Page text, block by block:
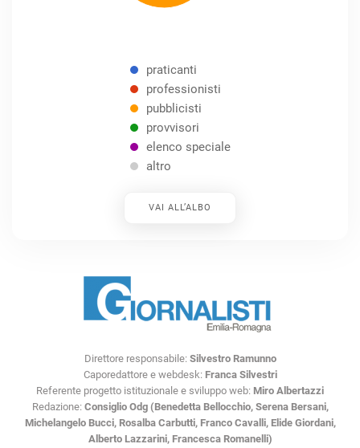
praticanti
professionisti
pubblicisti
provvisori
elenco speciale
altro
VAI ALL’ALBO
Direttore responsabile: Silvestro Ramunno
Caporedattore e webdesk: Franca Silvestri
Referente progetto istituzionale e sviluppo web: Miro Albertazzi
Redazione: Consiglio Odg (Benedetta Bellocchio, Serena Bersani,
Michelangelo Bucci, Rosalba Carbutti, Franco Cavalli, Elide Giordani,
Alberto Lazzarini, Francesca Romanelli)